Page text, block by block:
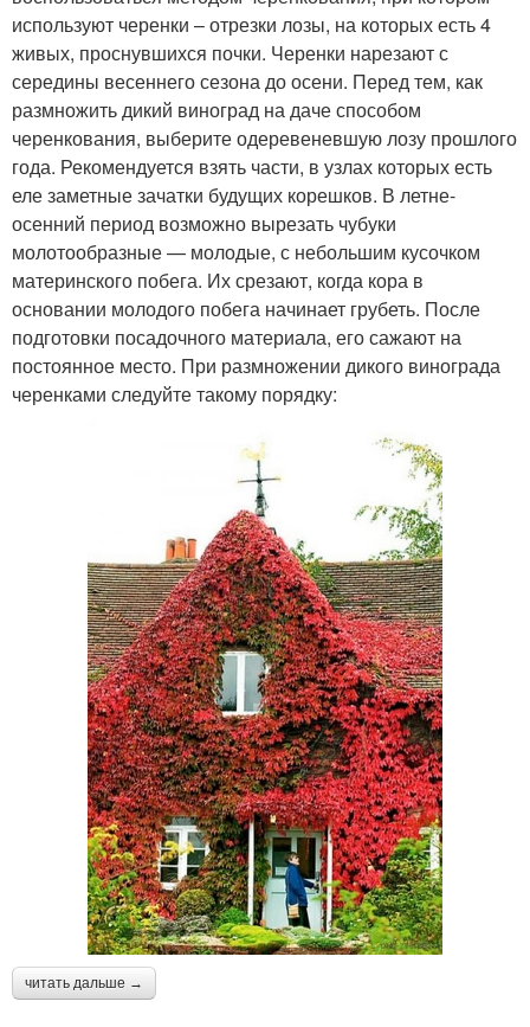
используют черенки – отрезки лозы, на которых есть 4
живых, проснувшихся почки. Черенки нарезают с
середины весеннего сезона до осени. Перед тем, как
размножить дикий виноград на даче способом
черенкования, выберите одеревеневшую лозу прошлого
года. Рекомендуется взять части, в узлах которых есть
еле заметные зачатки будущих корешков. В летне-
осенний период возможно вырезать чубуки
молотообразные — молодые, с небольшим кусочком
материнского побега. Их срезают, когда кора в
основании молодого побега начинает грубеть. После
подготовки посадочного материала, его сажают на
постоянное место. При размножении дикого винограда
черенками следуйте такому порядку:
читать дальше →